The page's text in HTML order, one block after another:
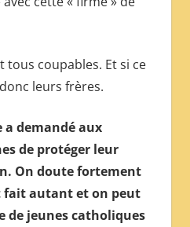
tous coupables. Et si ce
leurs frères.
a demandé aux
de protéger leur
On doute fortement
fait autant et on peut
de jeunes catholiques